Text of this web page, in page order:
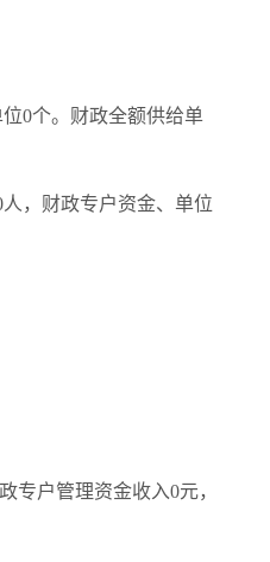
0个。财政全额供给单
人，财政专户资金、单位
专户管理资金收入0元，